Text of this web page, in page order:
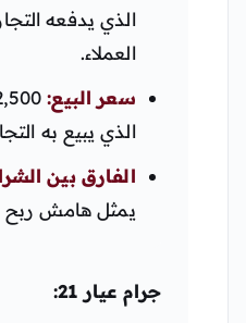
الذي يدفعه
العملاء.
سعر البيع:
الذي يبيع به
الفارق بين
يمثل هامش ربح
جرام عيار 21: